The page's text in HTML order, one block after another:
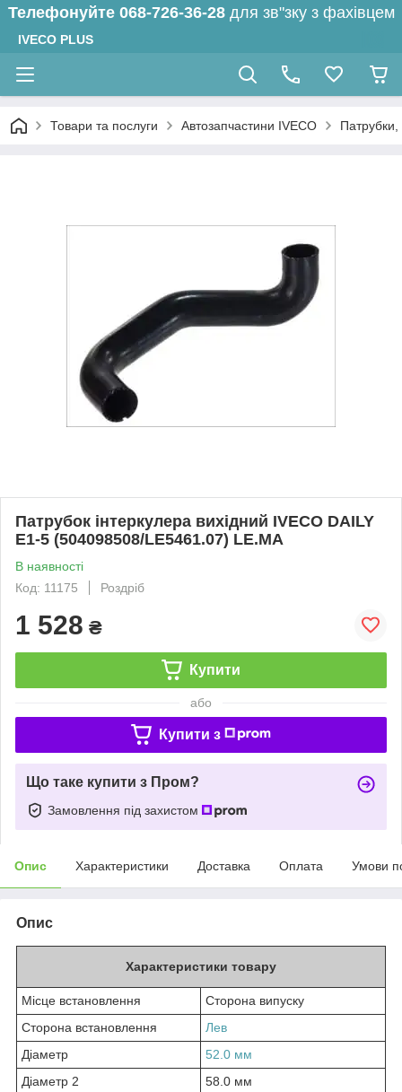
Телефонуйте 068-726-36-28 для зв"зку з фахівцем
IVECO PLUS
Товари та послуги Автозапчастини IVECO
Патрубок інтеркулера вихідний IVECO DAILY
Е1-5 (504098508/LE5461.07) LE.MA
В наявності
Код: 11175
Роздріб
1 528 ₴
Купити
або
Купити з
Що таке купити з Пром?
Замовлення під захистом
Опис Характеристики Доставка Оплата Умови
Опис
Характеристики товару
Місце встановлення
Сторона випуску
Сторона встановлення
Лев
Діаметр
52.0 мм
Діаметр 2
58.0 мм